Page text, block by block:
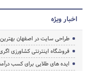
اخبار ویژه
طراحی سایت در اصفهان بهترین
فروشگاه اینترنتی کشاورزی اگری
ایده های طلایی برای کسب